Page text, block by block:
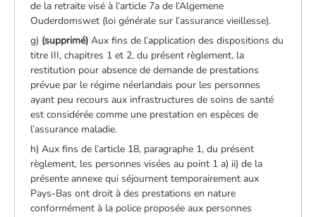
de la retraite visé à l’article 7a de l’Algemene
Ouderdomswet (loi générale sur l’assurance vieillesse).
g) (supprimé) Aux fins de l’application des dispositions du
titre III, chapitres 1 et 2, du présent règlement, la
restitution pour absence de demande de prestations
prévue par le régime néerlandais pour les personnes
ayant peu recours aux infrastructures de soins de santé
est considérée comme une prestation en espèces de
l’assurance maladie.
h) Aux fins de l’article 18, paragraphe 1, du présent
règlement, les personnes visées au point 1 a) ii) de la
présente annexe qui séjournent temporairement aux
Pays-Bas ont droit à des prestations en nature
conformément à la police proposée aux personnes